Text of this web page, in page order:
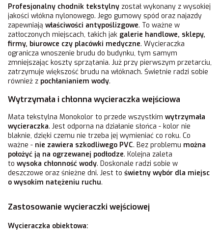
Profesjonalny chodnik tekstylny został wykonany z wysokiej
jakości włókna nylonowego. Jego gumowy spód oraz najazdy
zapewniają właściwości antypoślizgowe. To ważne w
zatłoczonych miejscach, takich jak galerie handlowe, sklepy,
firmy, biurowce czy placówki medyczne. Wycieraczka
ogranicza wnoszenie brudu do budynku, tym samym
zmniejszając koszty sprzątania. Już przy pierwszym przetarciu,
zatrzymuje większość brudu na włóknach. Świetnie radzi sobie
również z pochłanianiem wody.
Wytrzymała i chłonna wycieraczka wejściowa
Mata tekstylna Monokolor to przede wszystkim wytrzymała
wycieraczka. Jest odporna na działanie słońca - kolor nie
blaknie, dzięki czemu nie trzeba jej wymieniać co roku. Co
ważne - nie zawiera szkodliwego PVC. Bez problemu można
położyć ją na ogrzewanej podłodze. Kolejna zaleta
to wysoka chłonność wody. Doskonale radzi sobie w
deszczowe oraz śnieżne dni. Jest to świetny wybór dla miejsc
o wysokim natężeniu ruchu.
Zastosowanie wycieraczki wejściowej
Wycieraczka obiektowa: